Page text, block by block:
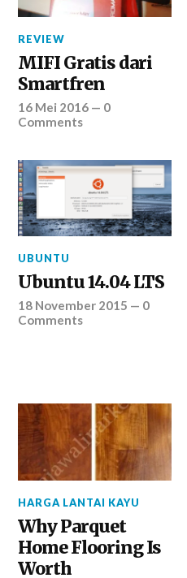
REVIEW
MIFI Gratis dari
Smartfren
16 Mei 2016 — 0
Comments
UBUNTU
Ubuntu 14.04 LTS
18 November 2015 — 0
Comments
HARGA LANTAI KAYU
Why Parquet
Home Flooring Is
Worth